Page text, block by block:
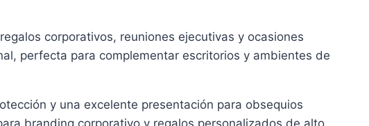
corporativos, reuniones ejecutivas y ocasiones
perfecta para complementar escritorios y ambientes de
y una excelente presentación para obsequios